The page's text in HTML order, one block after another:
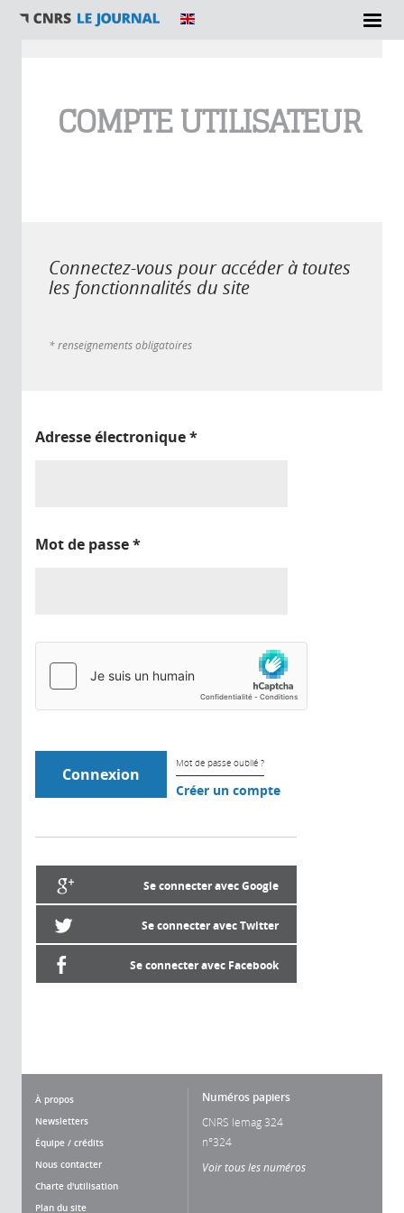
COMPTE UTILISATEUR
Connectez-vous pour accéder à toutes
les fonctionnalités du site
* renseignements obligatoires
Adresse électronique*
Mot de passe*
Mot de passe oublié ?
Créer un compte
Se connecter avec Google
Se connecter avec Twitter
Se connecter avec Facebook
À propos
Newsletters
Équipe / crédits
Nous contacter
Charte d'utilisation
Plan du site
Numéros papiers
CNRS lemag 324
n°324
Voir tous les numéros